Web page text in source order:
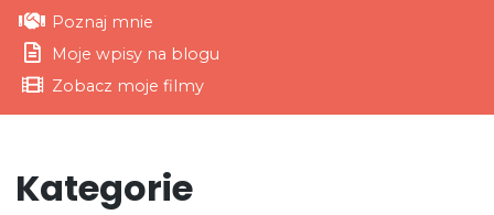
Poznaj mnie
Moje wpisy na blogu
Zobacz moje filmy
Kategorie